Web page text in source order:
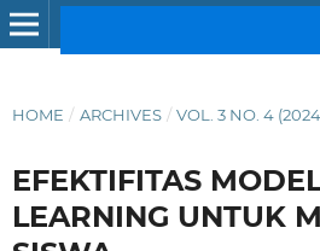
HOME / ARCHIVES / VOL. 3 NO. 4
EFEKTIFITAS
LEARNING UNTUK